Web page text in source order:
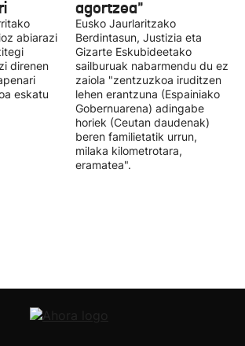
abiarazi
direnen
eskatu
agortzea"
Eusko Jaurlaritzako
Berdintasun, Justizia eta
Gizarte Eskubideetako
sailburuak nabarmendu du ez
zaiola "zentzuzkoa iruditzen
lehen erantzuna (Espainiako
Gobernuarena) adingabe
horiek (Ceutan daudenak)
beren familietatik urrun,
milaka kilometrotara,
eramatea".